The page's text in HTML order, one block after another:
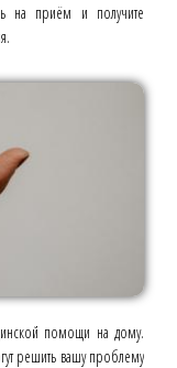
на приём и получите
помощи на дому.
решить вашу проблему